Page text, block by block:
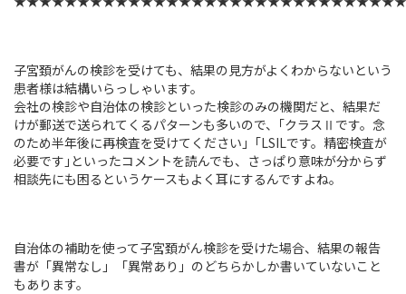
子宮頚がんの検診を受けても、結果の見方がよくわからないという
患者様は結構いらっしゃいます。
会社の検診や自治体の検診といった検診のみの機関だと、結果だ
けが郵送で送られてくるパターンも多いので、｢クラスⅡです。念
のため半年後に再検査を受けてください｣「LSILです。精密検査が
必要です｣といったコメントを読んでも、さっぱり意味が分からず
相談先にも困るというケースもよく耳にするんですよね。
自治体の補助を使って子宮頚がん検診を受けた場合、結果の報告
書が「異常なし」「異常あり」のどちらかしか書いていないこと
もあります。